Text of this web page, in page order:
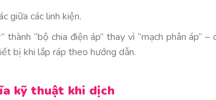
giữa các linh kiện.
“bộ chia điện áp” thay vì “mạch phân áp” –
bị khi lắp ráp theo hướng dẫn.
kỹ thuật khi dịch